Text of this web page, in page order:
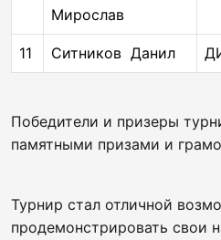
Мирослав
11 Ситников Данил
Победители и призеры
памятными призами и
Турнир стал отличной
продемонстрировать свои